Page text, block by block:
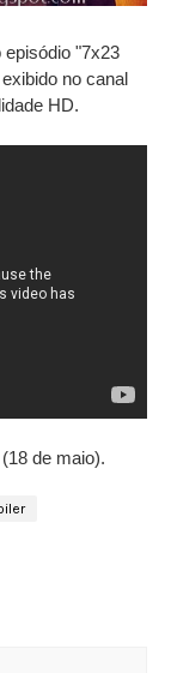
"7x23
no canal
HD.
de maio).